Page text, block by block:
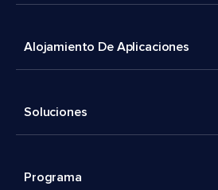
Alojamiento De Aplicaciones
Soluciones
Programa